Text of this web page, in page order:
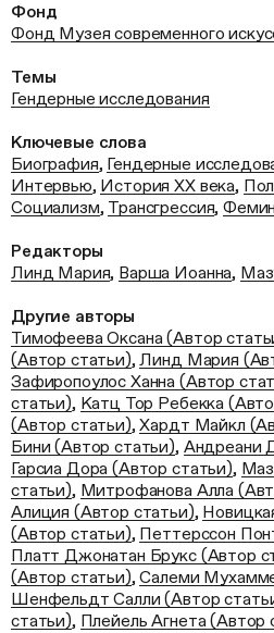
Фонд
Фонд Музея современного
Темы
Гендерные исследования
Ключевые слова
Биография, Гендерные
Интервью, История ХХ века,
Социализм, Трансгрессия,
Редакторы
Линд Мария, Варша Иоанна,
Другие авторы
Тимофеева Оксана (Автор
(Автор статьи),Линд Мария
Зафиропоулос Ханна (Автор
статьи), Катц Тор Ребекка
(Автор статьи),Хардт Майкл
Бини (Автор статьи), Андреани
Гарсиа Дора (Автор статьи),
статьи), Митрофанова Алла
Алиция (Автор статьи),
(Автор статьи), Петтерссон
Платт Джонатан Брукс (Автор
(Автор статьи),Салеми
Шенфельдт Салли (Автор
статьи), Плейель Агнета (Автор